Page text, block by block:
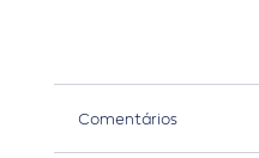
Comentários